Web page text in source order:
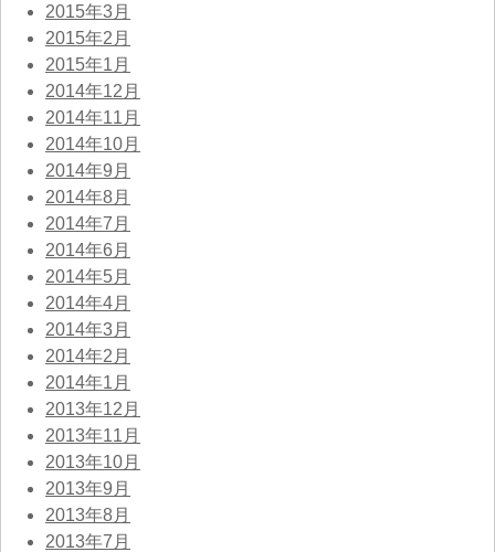
2015年3月
2015年2月
2015年1月
2014年12月
2014年11月
2014年10月
2014年9月
2014年8月
2014年7月
2014年6月
2014年5月
2014年4月
2014年3月
2014年2月
2014年1月
2013年12月
2013年11月
2013年10月
2013年9月
2013年8月
2013年7月